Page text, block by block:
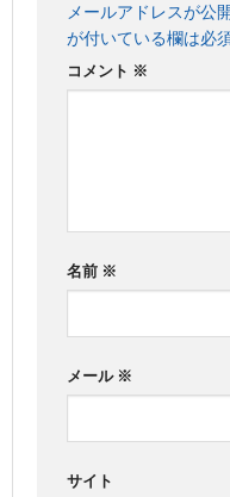
メールアドレスが公
が付いている欄は必
コメント ※
名前 ※
メール ※
サイト